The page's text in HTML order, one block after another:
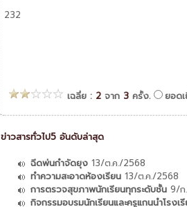
232
เฉลี่ย : 2จาก3 ครั้ง. ยอด
ข่าวสารทั่วไป5 อันดับล่าสุด
ฉีดพ่นกำจัดยุง 13/ต.ค./2568
ทำความสะอาดห้องเรียน 13/ต.ค./2568
การตรวจสุขภาพนักเรียนทุกระดับชั้น 9/ก
กิจกรรมอบรมนักเรียนและครูแกนนำโรง